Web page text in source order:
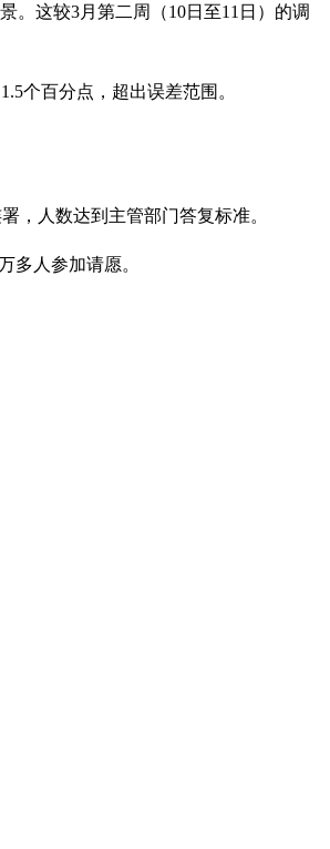
。这较3月第二周（10日至11日）的调
个百分点，超出误差范围。
，人数达到主管部门答复标准。
多人参加请愿。